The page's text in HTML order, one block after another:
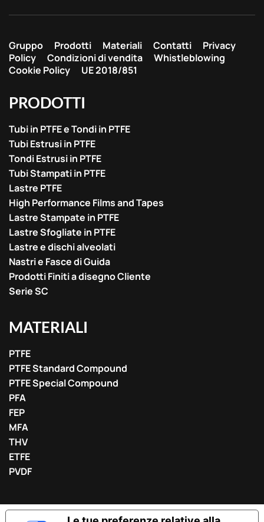
Gruppo Prodotti Materiali Contatti
Privacy
Policy
Condizioni di vendita
Whistleblowing
Cookie Policy
UE 2018/851
PRODOTTI
Tubi in PTFE e Tondi in PTFE
Tubi Estrusi in PTFE
Tondi Estrusi in PTFE
Tubi Stampati in PTFE
Lastre PTFE
High Performance Films and Tapes
Lastre Stampate in PTFE
Lastre Sfogliate in PTFE
Lastre e dischi alveolati
Nastri e Fasce di Guida
Prodotti Finiti a disegno Cliente
Serie SC
MATERIALI
PTFE
PTFE Standard Compound
PTFE Special Compound
PFA
FEP
MFA
THV
ETFE
PVDF